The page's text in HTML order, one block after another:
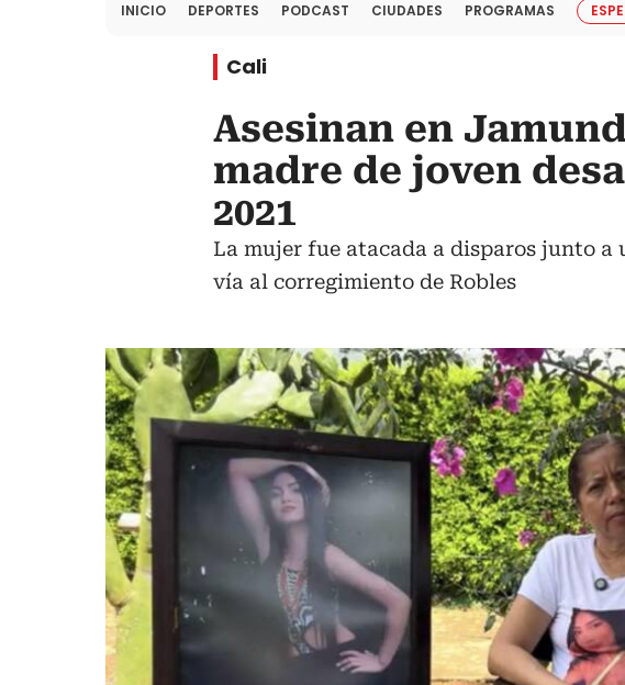
INICIO DEPORTES PODCAST CIUDADES PROGRAMAS
Cali
Asesinan en
madre de joven
2021
La mujer fue atacada a disparos junto a
vía al corregimiento de Robles